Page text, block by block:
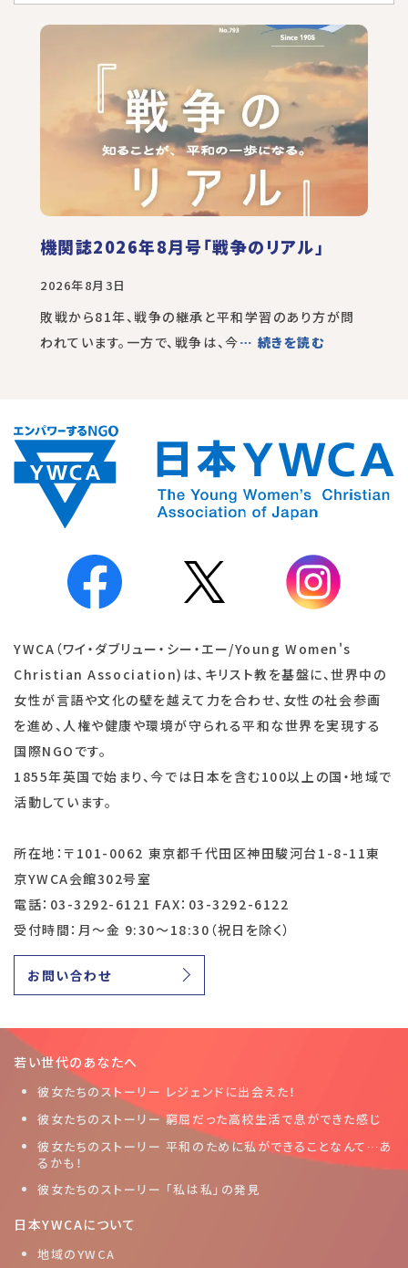
機関誌2026年8月号「戦争のリアル」
2026年8月3日
敗戦から81年、戦争の継承と平和学習のあり方が問
われています。一方で、戦争は、今… 続きを読む
YWCA（ワイ・ダブリュー・シー・エー/Young Women's
Christian Association)は、キリスト教を基盤に、世界中の
女性が言語や文化の壁を越えて力を合わせ、女性の社会参画
を進め、人権や健康や環境が守られる平和な世界を実現する
国際NGOです。
1855年英国で始まり、今では日本を含む100以上の国・地域で
活動しています。
所在地：〒101-0062 東京都千代田区神田駿河台1-8-11東
京YWCA会館302号室
電話：03-3292-6121 FAX：03-3292-6122
受付時間：月～金 9:30～18:30（祝日を除く）
お問い合わせ
若い世代のあなたへ
彼女たちのストーリー レジェンドに出会えた！
彼女たちのストーリー 窮屈だった高校生活で息ができた感じ
彼女たちのストーリー 平和のために私ができることなんて…あ
るかも！
彼女たちのストーリー 「私は私」の発見
日本YWCAについて
地域のYWCA